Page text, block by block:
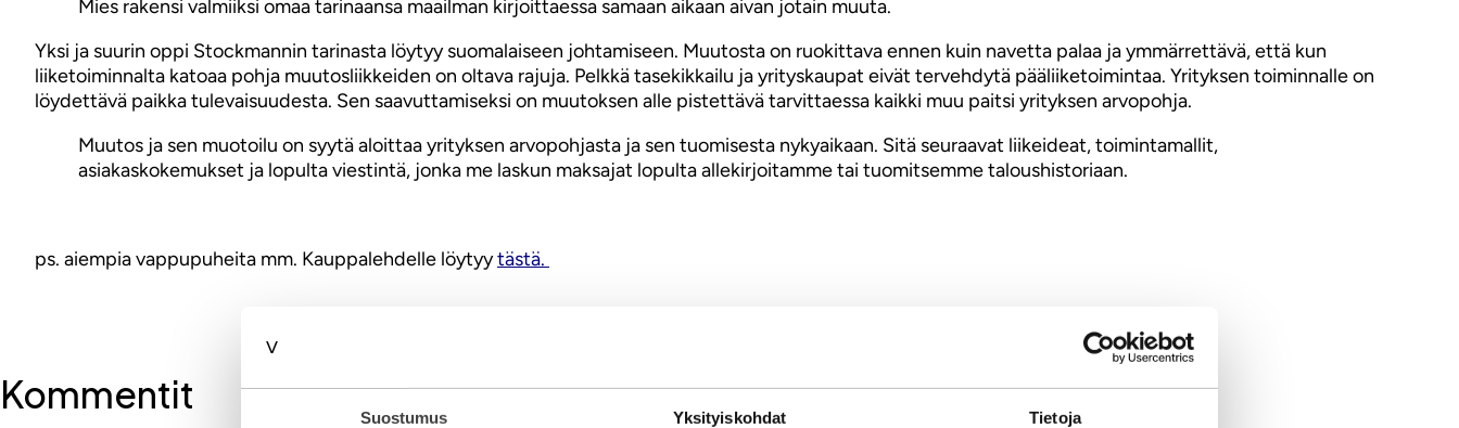
Suostumus Yksityiskohdat Tietoja
Mies rakensi valmiiksi omaa tarinaansa maailman kirjoittaessa samaan aikaan aivan jotain muuta.
Yksi ja suurin oppi Stockmannin tarinasta löytyy suomalaiseen johtamiseen. Muutosta on ruokittava ennen kuin navetta palaa ja ymmärrettävä, että kun
liiketoiminnalta katoaa pohja muutosliikkeiden on oltava rajuja. Pelkkä tasekikkailu ja yrityskaupat eivät tervehdytä pääliiketoimintaa. Yrityksen toiminnalle on
löydettävä paikka tulevaisuudesta. Sen saavuttamiseksi on muutoksen alle pistettävä tarvittaessa kaikki muu paitsi yrityksen arvopohja.
Muutos ja sen muotoilu on syytä aloittaa yrityksen arvopohjasta ja sen tuomisesta nykyaikaan. Sitä seuraavat liikeideat, toimintamallit,
asiakaskokemukset ja lopulta viestintä, jonka me laskun maksajat lopulta allekirjoitamme tai tuomitsemme taloushistoriaan.
ps. aiempia vappupuheita mm. Kauppalehdelle löytyytästä.
Kommentit